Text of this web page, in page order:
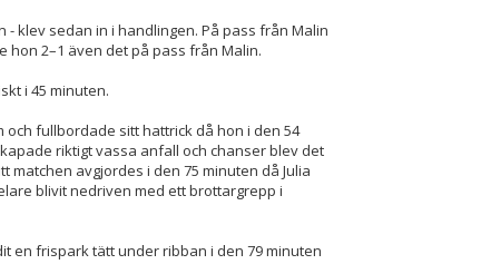
klev sedan in i handlingen. På pass från Malin
hon 2–1 även det på pass från Malin.
i 45 minuten.
fullbordade sitt hattrick då hon i den 54
riktigt vassa anfall och chanser blev det
avgjordes i den 75 minuten då Julia
blivit nedriven med ett brottargrepp i
en frispark tätt under ribban i den 79 minuten